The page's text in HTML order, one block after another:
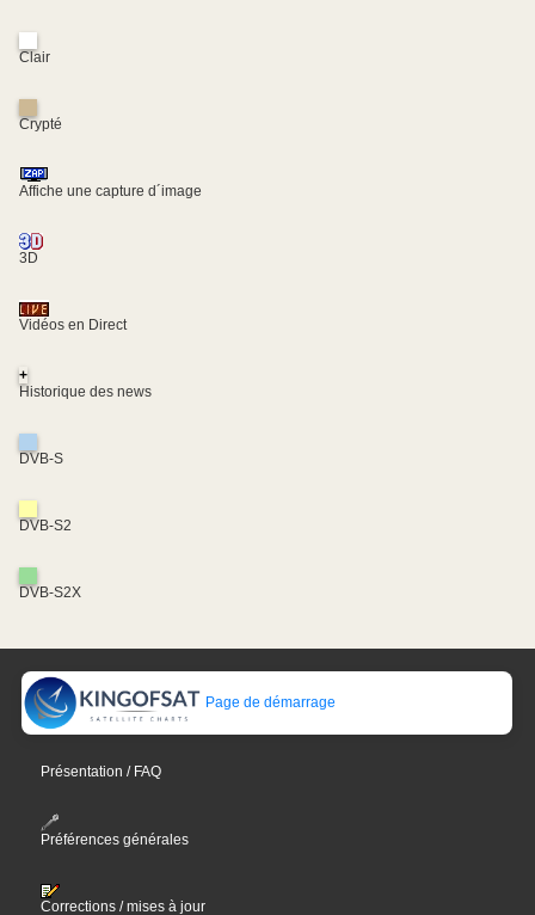
Clair
Crypté
Affiche une capture d´image
3D
Vidéos en Direct
+
Historique des news
DVB-S
DVB-S2
DVB-S2X
Page de démarrage
Présentation / FAQ
Préférences générales
Corrections / mises à jour